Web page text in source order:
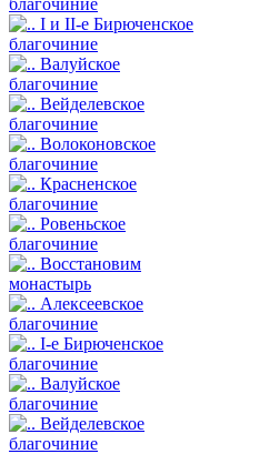
I и II-е Бирюченское
благочиние
Валуйское
благочиние
Вейделевское
благочиние
Волоконовское
благочиние
Красненское
благочиние
Ровеньское
благочиние
Восстановим
монастырь
Алексеевское
благочиние
I-е Бирюченское
благочиние
Валуйское
благочиние
Вейделевское
благочиние